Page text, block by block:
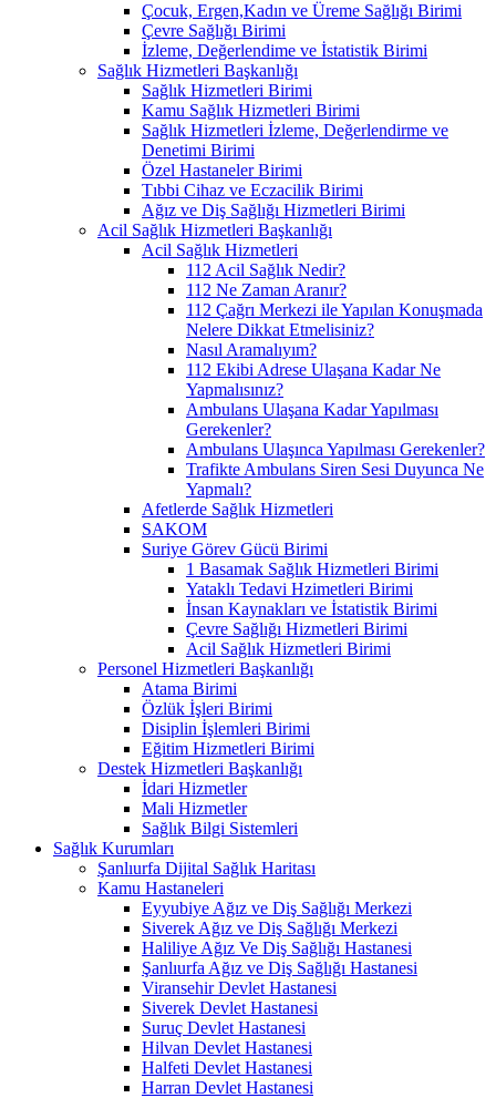
Çocuk, Ergen,Kadın ve Üreme Sağlığı Birimi
Çevre Sağlığı Birimi
İzleme, Değerlendime ve İstatistik Birimi
Sağlık Hizmetleri Başkanlığı
Sağlık Hizmetleri Birimi
Kamu Sağlık Hizmetleri Birimi
Sağlık Hizmetleri İzleme, Değerlendirme ve
Denetimi Birimi
Özel Hastaneler Birimi
Tıbbi Cihaz ve Eczacilik Birimi
Ağız ve Diş Sağlığı Hizmetleri Birimi
Acil Sağlık Hizmetleri Başkanlığı
Acil Sağlık Hizmetleri
112 Acil Sağlık Nedir?
112 Ne Zaman Aranır?
112 Çağrı Merkezi ile Yapılan Konuşmada
Nelere Dikkat Etmelisiniz?
Nasıl Aramalıyım?
112 Ekibi Adrese Ulaşana Kadar Ne
Yapmalısınız?
Ambulans Ulaşana Kadar Yapılması
Gerekenler?
Ambulans Ulaşınca Yapılması Gerekenler?
Trafikte Ambulans Siren Sesi Duyunca Ne
Yapmalı?
Afetlerde Sağlık Hizmetleri
SAKOM
Suriye Görev Gücü Birimi
1 Basamak Sağlık Hizmetleri Birimi
Yataklı Tedavi Hzimetleri Birimi
İnsan Kaynakları ve İstatistik Birimi
Çevre Sağlığı Hizmetleri Birimi
Acil Sağlık Hizmetleri Birimi
Personel Hizmetleri Başkanlığı
Atama Birimi
Özlük İşleri Birimi
Disiplin İşlemleri Birimi
Eğitim Hizmetleri Birimi
Destek Hizmetleri Başkanlığı
İdari Hizmetler
Mali Hizmetler
Sağlık Bilgi Sistemleri
Sağlık Kurumları
Şanlıurfa Dijital Sağlık Haritası
Kamu Hastaneleri
Eyyubiye Ağız ve Diş Sağlığı Merkezi
Siverek Ağız ve Diş Sağlığı Merkezi
Haliliye Ağız Ve Diş Sağlığı Hastanesi
Şanlıurfa Ağız ve Diş Sağlığı Hastanesi
Viransehir Devlet Hastanesi
Siverek Devlet Hastanesi
Suruç Devlet Hastanesi
Hilvan Devlet Hastanesi
Halfeti Devlet Hastanesi
Harran Devlet Hastanesi